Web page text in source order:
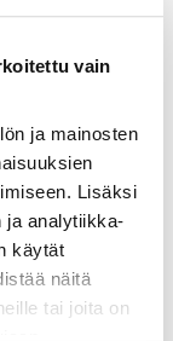
vain
ja mainosten
Lisäksi
ja analytiikka-
käytät
näitä
tai joita on